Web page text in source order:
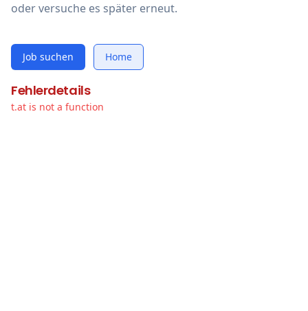
oder versuche es später erneut.
Job suchen Home
Fehlerdetails
t.at is not a function